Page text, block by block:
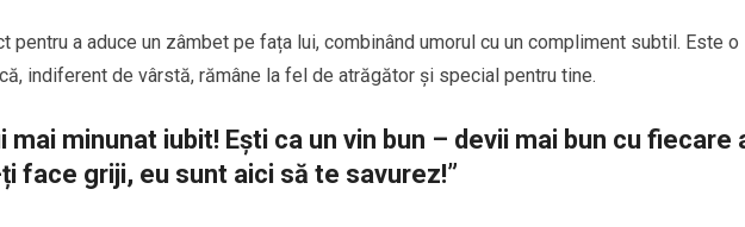
a aduce un zâmbet pe fața lui, combinând umorul cu un compliment subtil. Este o
indiferent de vârstă, rămâne la fel de atrăgător și special pentru tine.
mai minunat iubit! Ești ca un vin bun – devii mai bun cu fiecare
face griji, eu sunt aici să te savurez!”